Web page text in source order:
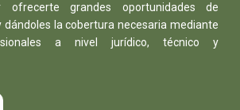
ofrecerte grandes oportunidades de
dándoles la cobertura necesaria mediante
a nivel jurídico, técnico y